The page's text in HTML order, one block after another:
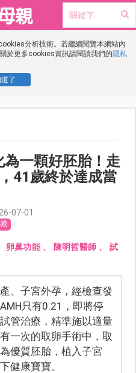
分析技術。若繼續閱覽本網站內
於更多cookies資訊請閱讀我們的隱私
了
一顆好胚胎！走
41歲終於達成當
07-01
卵巢功能、 陳明哲醫師 、試
、子宮外孕，經檢查發
只有0.21，即將停
管治療，精準施以適量
一次的取卵手術中，取
優質胚胎，植入子宮
健康寶寶。